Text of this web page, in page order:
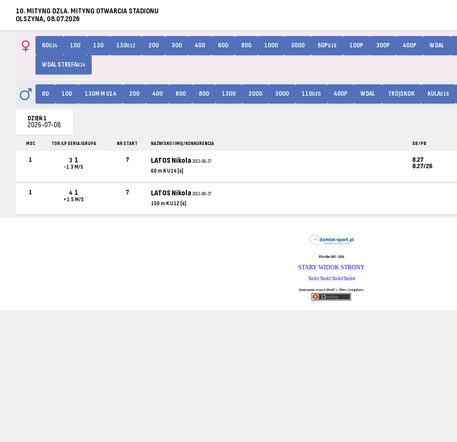
10. MITYNG DZLA. MITYNG OTWARCIA STADIONU
OLSZYNA, 08.07.2026
60U14 100 150 150U12 200 300 400 600 800 1000 3000 80PU16 100P 300P 400P W DAL
W DAL STREFAU14
60 100 150M M U14 200 400 600 800 1500 2000 3000 110U20 400P W DAL TRÓJSKOK KULAU18
DZIEŃ 1
2026-07-08
MSC TOR /LP SERIA /GRUPA NR START NAZWISKO I IMIĘ / KONKURENCJA SB / PB
1 3 1
-1.3 M/S
7 LATOS Nikola2013-08-27
60 m K U14 [s]
8.27
8.27/26
1 4 1
+1.5 M/S
7 LATOS Nikola2013-08-27
150 m K U12 [s]
© by Pilar 2007-2026
STARY WIDOK STRONY
Tech1Tech2Tech3Tech4
Generowanie strony 0.084497 s. | Mem: 2 megabytes